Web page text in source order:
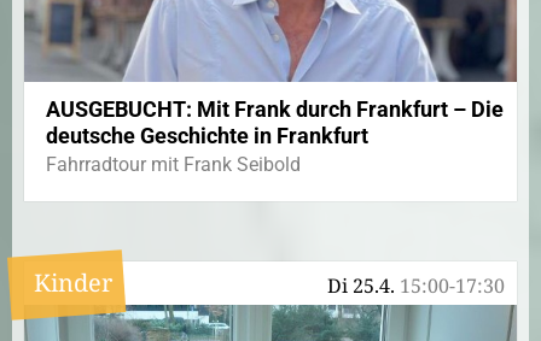
AUSGEBUCHT: Mit Frank durch Frankfurt – Die
deutsche Geschichte in Frankfurt
Fahrradtour mit Frank Seibold
Di 25.4. 15:00-17:30
Kinder